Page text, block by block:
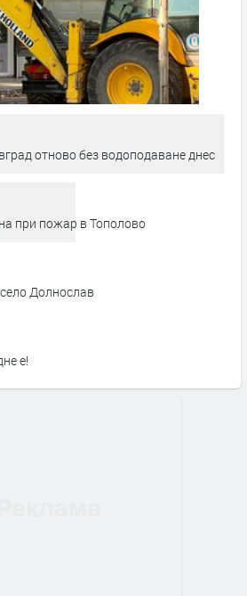
отново без водоподаване днес
при пожар в Тополово
Долнослав
е!